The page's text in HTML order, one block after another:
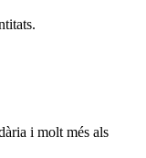
i molt més als